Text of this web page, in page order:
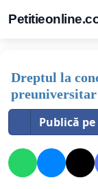
Dreptul la
preuniversitar
Publică pe